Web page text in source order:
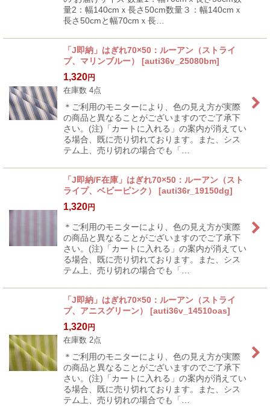
量2：幅140cmｘ長さ50cm数量３：幅140cmｘ
長さ50cmと幅70cmｘ長…
「J即納」はぎれ70×50：ルーアン（ストライ
プ、マリンブルー）
[auti36v_25080bm]
1,320円
在庫数 4点
＊ご利用のモニターにより、色の見え方が実際
の商品と異なることがございますのでご了承下
さい。(注)「カートに入れる」の案内が消えてい
る場合、既に売り切れております。また、シス
テム上、売り切れの場合でも「…
「J即納/F在庫」はぎれ70×50：ルーアン（スト
ライプ、ベビーピンク）
[auti36r_19150dg]
1,320円
＊ご利用のモニターにより、色の見え方が実際
の商品と異なることがございますのでご了承下
さい。(注)「カートに入れる」の案内が消えてい
る場合、既に売り切れております。また、シス
テム上、売り切れの場合でも「…
「J即納」はぎれ70×50：ルーアン（ストライ
プ、アニスグリーン）
[auti36v_14510oas]
1,320円
在庫数 2点
＊ご利用のモニターにより、色の見え方が実際
の商品と異なることがございますのでご了承下
さい。(注)「カートに入れる」の案内が消えてい
る場合、既に売り切れております。また、シス
テム上、売り切れの場合でも「…